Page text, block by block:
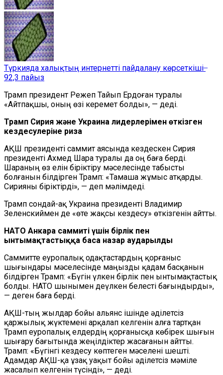
Түркияда халықтың интернетті пайдалану көрсеткіші ̶
92,3 пайыз
Трамп президент Режеп Тайып Ердоған туралы
«Айтпақшы, оның өзі керемет болды», — деді.
Трамп Сирия және Украина лидерлерімен өткізген
кездесулеріне риза
АҚШ президенті саммит аясында кездескен Сирия
президенті Ахмед Шара туралы да оң баға берді.
Шараның өз елін біріктіру мәселесінде табысты
болғанын білдірген Трамп: «Тамаша жұмыс атқарды.
Сирияны біріктірді», — деп мәлімдеді.
Трамп сондай-ақ Украина президенті Владимир
Зеленскиймен де «өте жақсы кездесу» өткізгенін айтты.
НАТО Анкара саммиті үшін бірлік пен
ынтымақтастыққа баса назар аударылды
Саммитте еуропалық одақтастардың қорғаныс
шығындары мәселесінде маңызды қадам басқанын
білдірген Трамп: «Бүгін үлкен бірлік пен ынтымақтастық
болды. НАТО шынымен деүлкен белесті бағындырды»,
— деген баға берді.
АҚШ-тың жылдар бойы альянс ішінде әділетсіз
қаржылық жүктемені арқалап келгенін алға тартқан
Трамп еуропалық елдердің қорғанысқа көбірек шығын
шығару бағытында жеңілдіктер жасағанын айтты.
Трамп: «Бүгінгі кездесу көптеген мәселені шешті.
Адамдар АҚШ-қа ұзақ уақыт бойы әділетсіз мәміле
жасалып келгенін түсінді», — деді.